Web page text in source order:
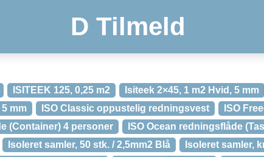
D Tilmeld
ISITEEK 125, 0,25 m2
Isiteek 2×45, 1 m2 Hvid, 5 mm
5 mm
ISO Classic oppustelig redningsvest
ISO
(Container) 4 personer
ISO Ocean redningsflåde
Isoleret samler, 50 stk. / 2,5mm2 Blå
Isoleret samler,